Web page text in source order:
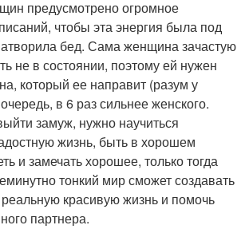
предусмотрено огромное
чтобы эта энергия была под
бед. Сама женщина зачастую
не в состоянии, поэтому ей нужен
который ее направит (разум у
в 6 раз сильнее женского.
замуж, нужно научиться
жизнь, быть в хорошем
и замечать хорошее, только тогда
тонкий мир сможет создавать
красивую жизнь и помочь
партнера.